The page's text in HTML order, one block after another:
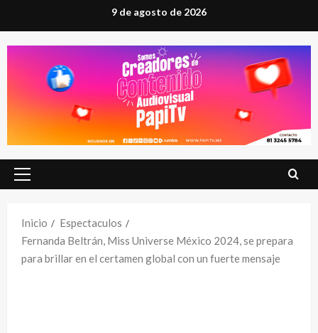
al
contenido
9 de agosto de 2026
Menú
Inicio
Espectaculos
Fernanda Beltrán, Miss Universe México 2024, se prepara
para brillar en el certamen global con un fuerte mensaje